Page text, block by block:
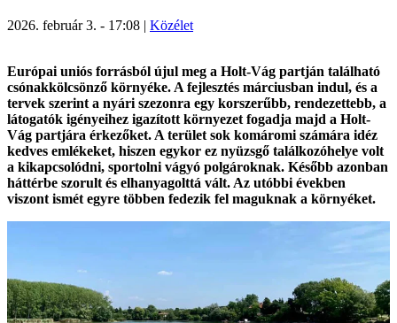
2026. február 3. - 17:08 | Közélet
Európai uniós forrásból újul meg a Holt-Vág partján található
csónakkölcsönző környéke. A fejlesztés márciusban indul, és a
tervek szerint a nyári szezonra egy korszerűbb, rendezettebb, a
látogatók igényeihez igazított környezet fogadja majd a Holt-
Vág partjára érkezőket. A terület sok komáromi számára idéz
kedves emlékeket, hiszen egykor ez nyüzsgő találkozóhelye volt
a kikapcsolódni, sportolni vágyó polgároknak. Később azonban
háttérbe szorult és elhanyagolttá vált. Az utóbbi években
viszont ismét egyre többen fedezik fel maguknak a környéket.